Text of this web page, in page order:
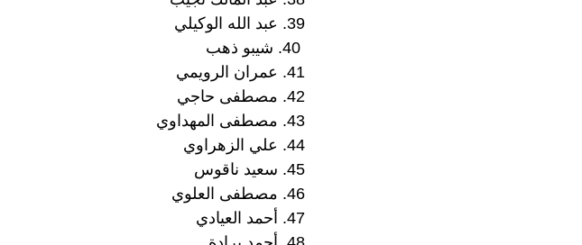
39. عبد الله الوكيلي
41. عمران الرويمي
42. مصطفى حاجي
43. مصطفى المهداوي
44. علي الزهراوي
45. سعيد ناقوس
46. مصطفى العلوي
47. أحمد العيادي